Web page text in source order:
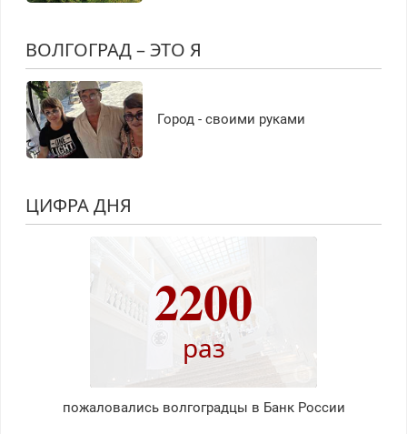
ВОЛГОГРАД – ЭТО Я
Город - своими руками
ЦИФРА ДНЯ
2200
раз
пожаловались волгоградцы в Банк России